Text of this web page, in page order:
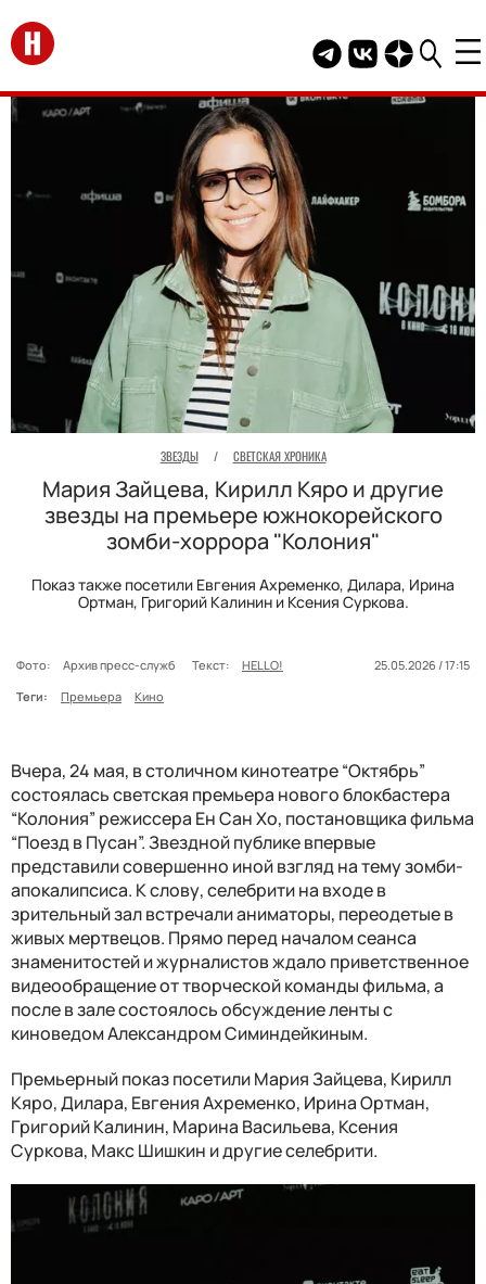
Перейти на главную
Telegram канал
Группа HELLO
Канал
ЗВЕЗДЫ / СВЕТСКАЯ ХРОНИКА
Мария Зайцева, Кирилл Кяро и другие
звезды на премьере южнокорейского
зомби-хоррора "Колония"
Показ также посетили Евгения Ахременко, Дилара, Ирина
Ортман, Григорий Калинин и Ксения Суркова.
Фото: Архив пресс-служб Текст: HELLO!
25.05.2026 / 17:15
Теги:
Премьера Кино
Вчера, 24 мая, в столичном кинотеатре “Октябрь”
состоялась светская премьера нового блокбастера
“Колония” режиссера Ен Сан Хо, постановщика фильма
“Поезд в Пусан”. Звездной публике впервые
представили совершенно иной взгляд на тему зомби-
апокалипсиса. К слову, селебрити на входе в
зрительный зал встречали аниматоры, переодетые в
живых мертвецов. Прямо перед началом сеанса
знаменитостей и журналистов ждало приветственное
видеообращение от творческой команды фильма, а
после в зале состоялось обсуждение ленты с
киноведом Александром Симиндейкиным.
Премьерный показ посетили Мария Зайцева, Кирилл
Кяро, Дилара, Евгения Ахременко, Ирина Ортман,
Григорий Калинин, Марина Васильева, Ксения
Суркова, Макс Шишкин и другие селебрити.